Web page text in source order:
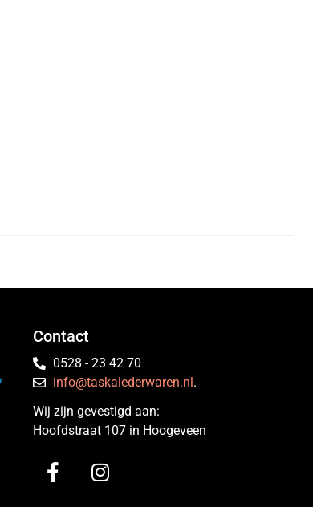
Contact
0528 - 23 42 70
info@taskalederwaren.nl .
Wij zijn gevestigd aan:
Hoofdstraat 107 in Hoogeveen